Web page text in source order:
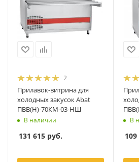
2
Прилавок-витрина для
холодных закусок Abat
ПВВ(Н)-70КМ-03-НШ
В наличии
131 615 руб.
В
109